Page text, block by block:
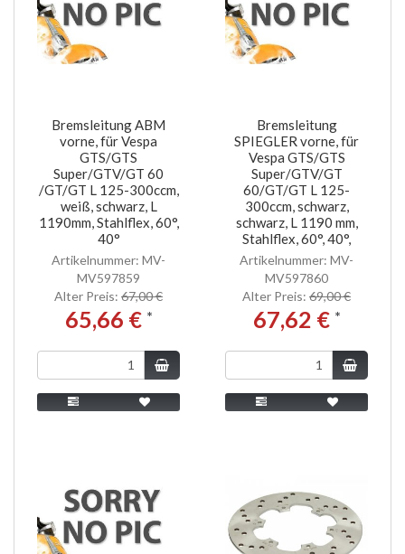
Bremsleitung ABM
vorne, für Vespa
GTS/GTS
Super/GTV/GT 60
/GT/GT L 125-300ccm,
weiß, schwarz, L
1190mm, Stahlflex, 60°,
40°
Artikelnummer: MV-
MV597859
Alter Preis: 67,00 €
65,66 € *
Bremsleitung
SPIEGLER vorne, für
Vespa GTS/GTS
Super/GTV/GT
60/GT/GT L 125-
300ccm, schwarz,
schwarz, L 1190 mm,
Stahlflex, 60°, 40°,
Artikelnummer: MV-
MV597860
Alter Preis: 69,00 €
67,62 € *